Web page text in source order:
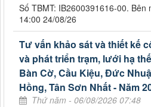
Số TBMT: IB2600391616-00.
14:00 24/08/26
Tư vấn khảo sát và thiết kế
và phát triển trạm, lưới hạ
Bàn Cờ, Cầu Kiệu, Đức
Hồng, Tân Sơn Nhất - Năm
Thứ năm - 06/08/2026 07:48